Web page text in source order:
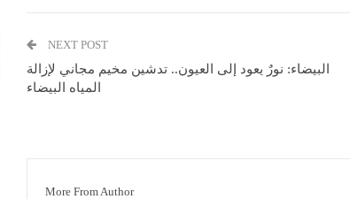
NEXT POST
البيضاء: نورٌ يعود إلى العيون.. تدشين مخيم مجاني لإزالة
المياه البيضاء
More From Author